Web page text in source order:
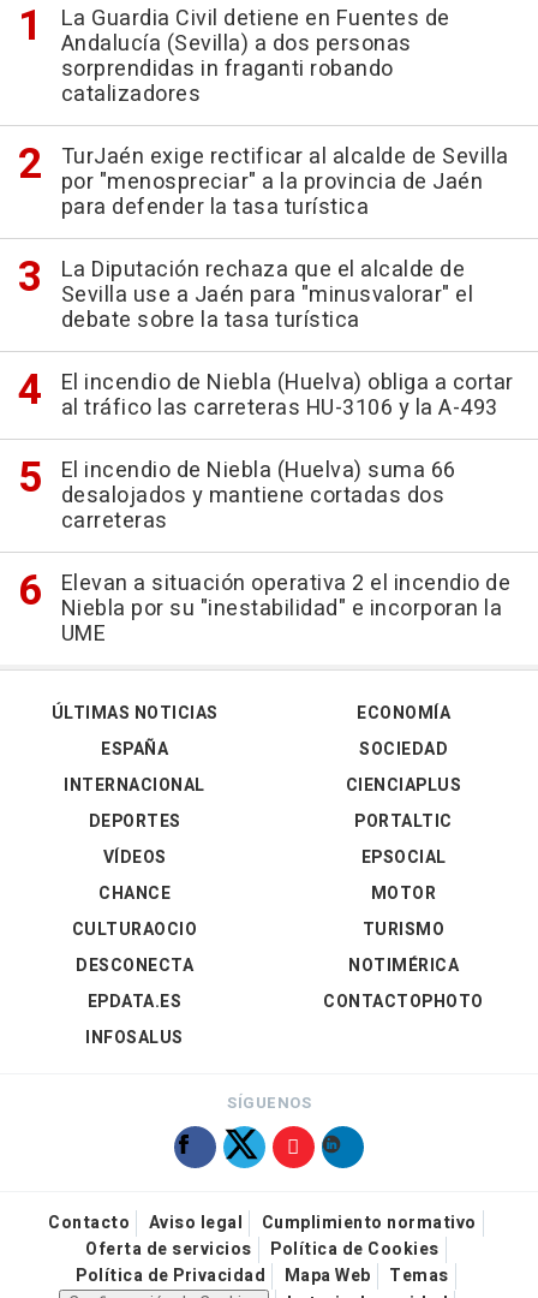
La Guardia Civil detiene en Fuentes de
Andalucía (Sevilla) a dos personas
sorprendidas in fraganti robando
catalizadores
TurJaén exige rectificar al alcalde de Sevilla
por "menospreciar" a la provincia de Jaén
para defender la tasa turística
La Diputación rechaza que el alcalde de
Sevilla use a Jaén para "minusvalorar" el
debate sobre la tasa turística
El incendio de Niebla (Huelva) obliga a cortar
al tráfico las carreteras HU-3106 y la A-493
El incendio de Niebla (Huelva) suma 66
desalojados y mantiene cortadas dos
carreteras
Elevan a situación operativa 2 el incendio de
Niebla por su "inestabilidad" e incorporan la
UME
ÚLTIMAS NOTICIAS
ESPAÑA
INTERNACIONAL
DEPORTES
VÍDEOS
ECONOMÍA
SOCIEDAD
CIENCIAPLUS
PORTALTIC
EPSOCIAL
CHANCE
CULTURAOCIO
DESCONECTA
EPDATA.ES
INFOSALUS
MOTOR
TURISMO
NOTIMÉRICA
CONTACTOPHOTO
SÍGUENOS
Contacto Aviso legal
Cumplimiento normativo
Oferta de servicios
Política de Cookies
Política de Privacidad
Mapa Web
Temas